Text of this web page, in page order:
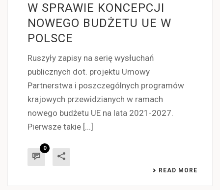
W SPRAWIE KONCEPCJI
NOWEGO BUDŻETU UE W
POLSCE
Ruszyły zapisy na serię wysłuchań
publicznych dot. projektu Umowy
Partnerstwa i poszczególnych programów
krajowych przewidzianych w ramach
nowego budżetu UE na lata 2021-2027.
Pierwsze takie [...]
0
READ MORE